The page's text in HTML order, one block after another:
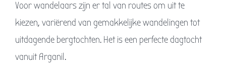
Voor wandelaars zijn er tal van routes om uit te
kiezen, variërend van gemakkelijke wandelingen tot
uitdagende bergtochten. Het is een perfecte dagtocht
vanuit Arganil.